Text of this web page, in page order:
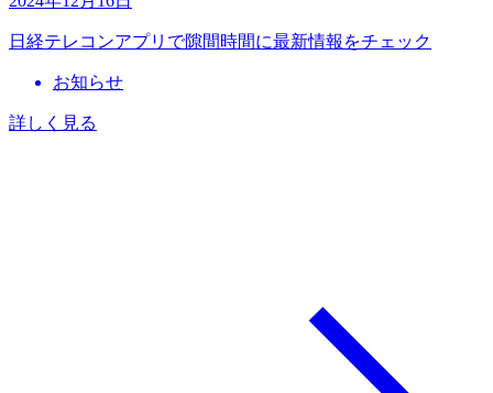
⽇経テレコンアプリで隙間時間に最新情報をチェック
お知らせ
詳しく見る